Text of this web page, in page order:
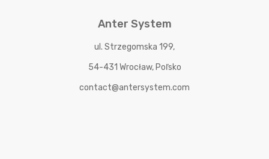
Anter System
ul. Strzegomska 199,
54-431 Wrocław, Poľsko
contact@antersystem.com